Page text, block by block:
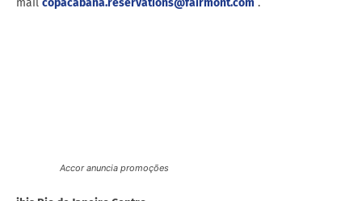
mail copacabana.reservations@fairmont.com .
bem localizado para chegar a qualquer ponto da cidade e sem